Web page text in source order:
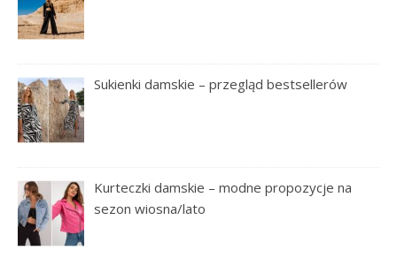
Sukienki damskie – przegląd bestsellerów
Kurteczki damskie – modne propozycje na
sezon wiosna/lato